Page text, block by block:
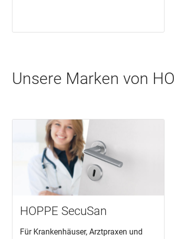
Unsere Marken von
HOPPE SecuSan
Für Krankenhäuser, Arztpraxen und